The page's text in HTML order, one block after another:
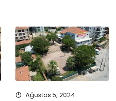
Ağustos 5, 2024